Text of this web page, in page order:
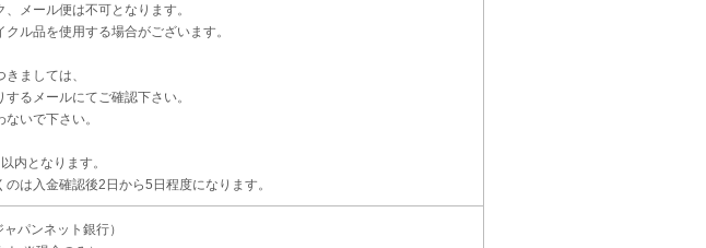
メール便は不可となります。
ル品を使用する場合がございます。
ましては、
るメールにてご確認下さい。
いで下さい。
内となります。
は入金確認後2日から5日程度になります。
パンネット銀行）